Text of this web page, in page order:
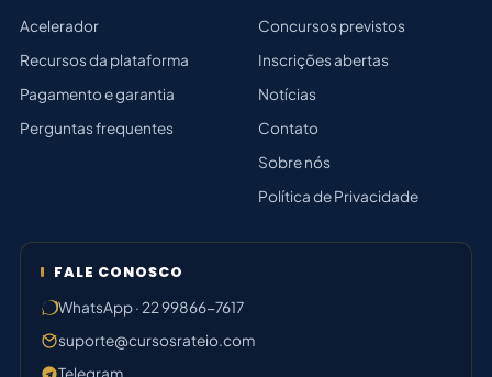
Acelerador
Recursos da plataforma
Pagamento e garantia
Perguntas frequentes
Concursos previstos
Inscrições abertas
Notícias
Contato
Sobre nós
Política de Privacidade
FALE CONOSCO
WhatsApp · 22 99866-7617
suporte@cursosrateio.com